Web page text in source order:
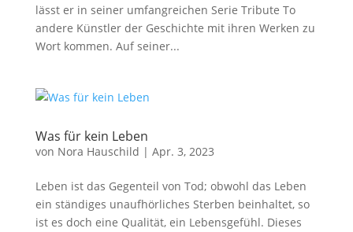
lässt er in seiner umfangreichen Serie Tribute To
andere Künstler der Geschichte mit ihren Werken zu
Wort kommen. Auf seiner...
Was für kein Leben
von Nora Hauschild | Apr. 3, 2023
Leben ist das Gegenteil von Tod; obwohl das Leben
ein ständiges unaufhörliches Sterben beinhaltet, so
ist es doch eine Qualität, ein Lebensgefühl. Dieses